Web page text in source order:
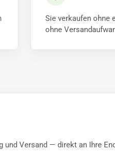
Sie verkaufen ohne
ohne
und Versand — direkt an Ihre